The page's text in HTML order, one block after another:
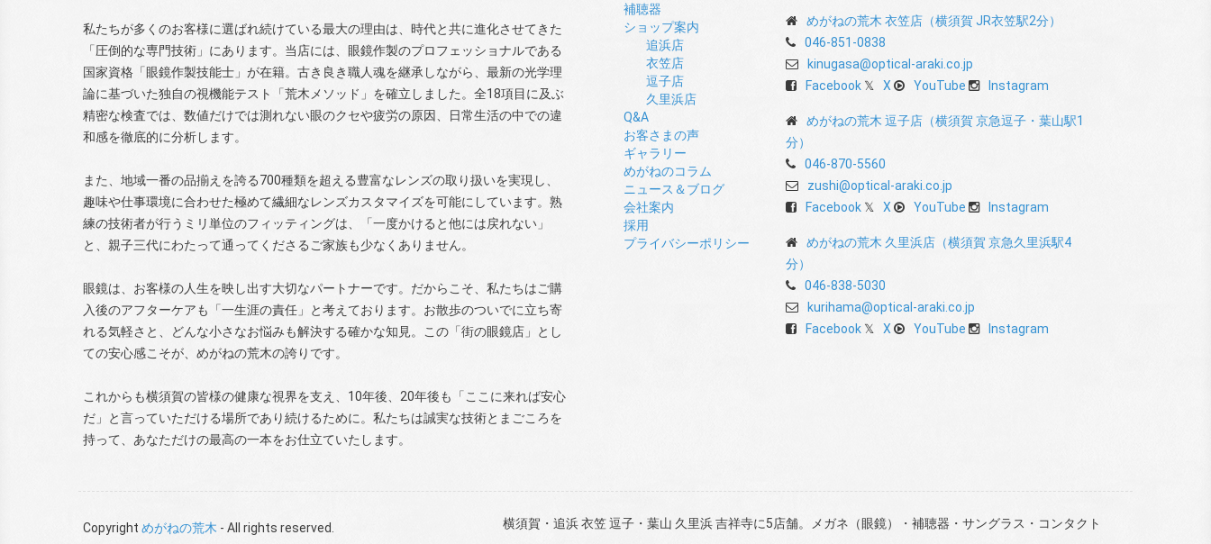
私たちが多くのお客様に選ばれ続けている最大の理由は、時代と共に進化させてきた
「圧倒的な専門技術」にあります。当店には、眼鏡作製のプロフェッショナルである
国家資格「眼鏡作製技能士」が在籍。古き良き職人魂を継承しながら、最新の光学理
論に基づいた独自の視機能テスト「荒木メソッド」を確立しました。全18項目に及ぶ
精密な検査では、数値だけでは測れない眼のクセや疲労の原因、日常生活の中での違
和感を徹底的に分析します。
また、地域一番の品揃えを誇る700種類を超える豊富なレンズの取り扱いを実現し、
趣味や仕事環境に合わせた極めて繊細なレンズカスタマイズを可能にしています。熟
練の技術者が行うミリ単位のフィッティングは、「一度かけると他には戻れない」
と、親子三代にわたって通ってくださるご家族も少なくありません。
眼鏡は、お客様の人生を映し出す大切なパートナーです。だからこそ、私たちはご購
入後のアフターケアも「一生涯の責任」と考えております。お散歩のついでに立ち寄
れる気軽さと、どんな小さなお悩みも解決する確かな知見。この「街の眼鏡店」とし
ての安心感こそが、めがねの荒木の誇りです。
これからも横須賀の皆様の健康な視界を支え、10年後、20年後も「ここに来れば安心
だ」と言っていただける場所であり続けるために。私たちは誠実な技術とまごころを
持って、あなただけの最高の一本をお仕立ていたします。
補聴器
ショップ案内
追浜店
衣笠店
逗子店
久里浜店
Q&A
お客さまの声
ギャラリー
めがねのコラム
ニュース＆ブログ
会社案内
採用
プライバシーポリシー
めがねの荒木 衣笠店（横須賀 JR衣笠駅2分）
046-851-0838
kinugasa@optical-araki.co.jp
Facebook
X YouTube Instagram
めがねの荒木 逗子店（横須賀 京急逗子・葉山駅1
分）
046-870-5560
zushi@optical-araki.co.jp
Facebook
X YouTube Instagram
めがねの荒木 久里浜店（横須賀 京急久里浜駅4
分）
046-838-5030
kurihama@optical-araki.co.jp
Facebook
X YouTube Instagram
Copyright めがねの荒木 - All rights reserved. 横須賀・追浜 衣笠 逗子・葉山 久里浜 吉祥寺に5店舗。メガネ（眼鏡）・補聴器・サングラス・コンタクト